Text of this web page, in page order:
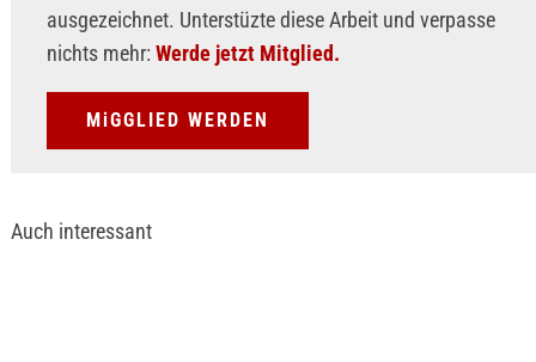
ausgezeichnet. Unterstüzte diese Arbeit und verpasse
nichts mehr: Werde jetzt Mitglied.
MiGGLIED WERDEN
Auch interessant